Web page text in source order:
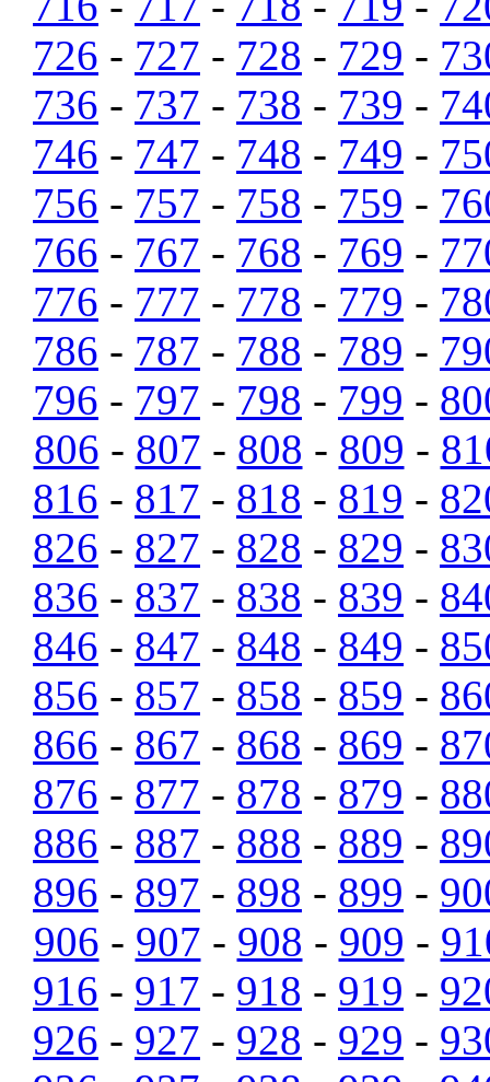
726 - 727 - 728 - 729 -
736 - 737 - 738 - 739 -
746 - 747 - 748 - 749 -
756 - 757 - 758 - 759 -
766 - 767 - 768 - 769 -
776 - 777 - 778 - 779 -
786 - 787 - 788 - 789 -
796 - 797 - 798 - 799 -
806 - 807 - 808 - 809 -
816 - 817 - 818 - 819 -
826 - 827 - 828 - 829 -
836 - 837 - 838 - 839 -
846 - 847 - 848 - 849 -
856 - 857 - 858 - 859 -
866 - 867 - 868 - 869 -
876 - 877 - 878 - 879 -
886 - 887 - 888 - 889 -
896 - 897 - 898 - 899 -
906 - 907 - 908 - 909 -
916 - 917 - 918 - 919 -
926 - 927 - 928 - 929 -